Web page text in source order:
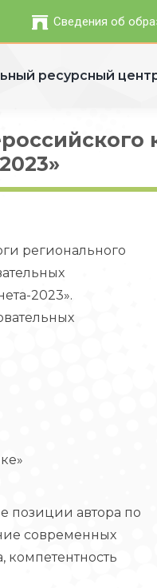
Сведения об
ресурсный
регионального
2023».
позиции автора по
современных
компетентность